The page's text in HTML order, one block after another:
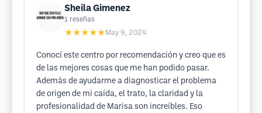
Sheila Gimenez
1 reseñas
★★★★★ May 9, 2024
Conocí este centro por recomendación y creo que es
de las mejores cosas que me han podido pasar.
Además de ayudarme a diagnosticar el problema
de origen de mi caída, el trato, la claridad y la
profesionalidad de Marisa son increíbles. Eso